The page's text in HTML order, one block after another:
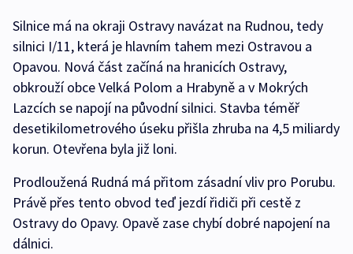
Silnice má na okraji Ostravy navázat na Rudnou, tedy
silnici I/11, která je hlavním tahem mezi Ostravou a
Opavou. Nová část začíná na hranicích Ostravy,
obkrouží obce Velká Polom a Hrabyně a v Mokrých
Lazcích se napojí na původní silnici. Stavba téměř
desetikilometrového úseku přišla zhruba na 4,5 miliardy
korun. Otevřena byla již loni.
Prodloužená Rudná má přitom zásadní vliv pro Porubu.
Právě přes tento obvod teď jezdí řidiči při cestě z
Ostravy do Opavy. Opavě zase chybí dobré napojení na
dálnici.